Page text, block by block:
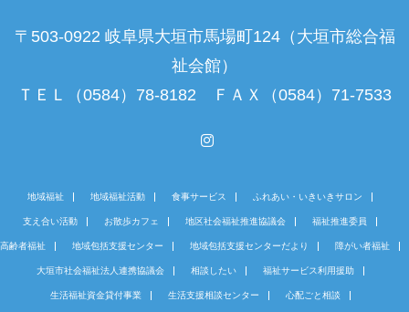
〒503-0922 岐阜県大垣市馬場町124（大垣市総合福
祉会館）
ＴＥＬ（0584）78-8182 ＦＡＸ（0584）71-7533
地域福祉 地域福祉活動 食事サービス ふれあい・いきいきサロン
支え合い活動 お散歩カフェ 地区社会福祉推進協議会 福祉推進委員
高齢者福祉 地域包括支援センター 地域包括支援センターだより 障がい者福祉
大垣市社会福祉法人連携協議会 相談したい 福祉サービス利用援助
生活福祉資金貸付事業 生活支援相談センター 心配ごと相談